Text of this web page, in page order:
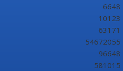
6648
10123
63171
54672055
96648
581015